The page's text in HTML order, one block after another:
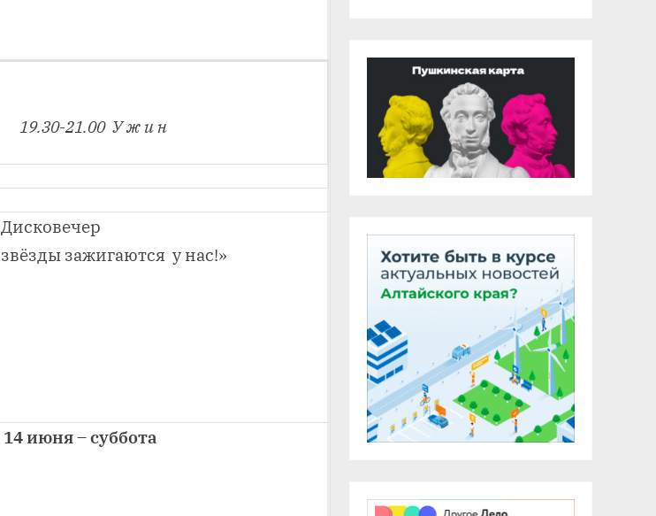
19.30-21.00 У ж и н
Дисковечер
звёзды зажигаются у нас!»
14 июня – суббота